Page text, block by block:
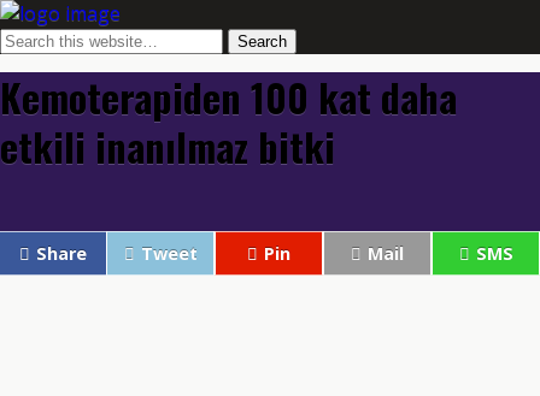
Kemoterapiden 100 kat daha
etkili inanılmaz bitki
Share Tweet Pin Mail SMS